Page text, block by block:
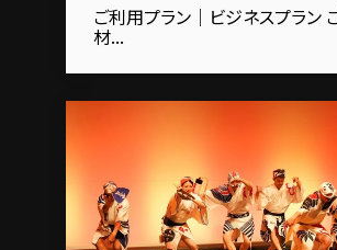
ご利用プラン｜ビジネスプラン
材...